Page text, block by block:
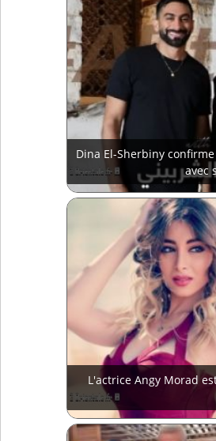
Dina El-Sherbiny
avec
L'actrice Angy Morad